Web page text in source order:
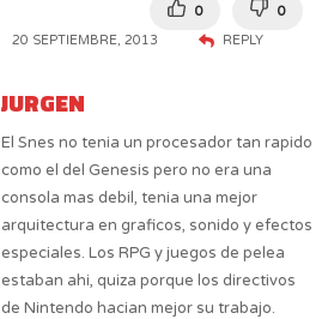
0
0
20 SEPTIEMBRE, 2013
REPLY
JURGEN
El Snes no tenia un procesador tan rapido
como el del Genesis pero no era una
consola mas debil, tenia una mejor
arquitectura en graficos, sonido y efectos
especiales. Los RPG y juegos de pelea
estaban ahi, quiza porque los directivos
de Nintendo hacian mejor su trabajo.